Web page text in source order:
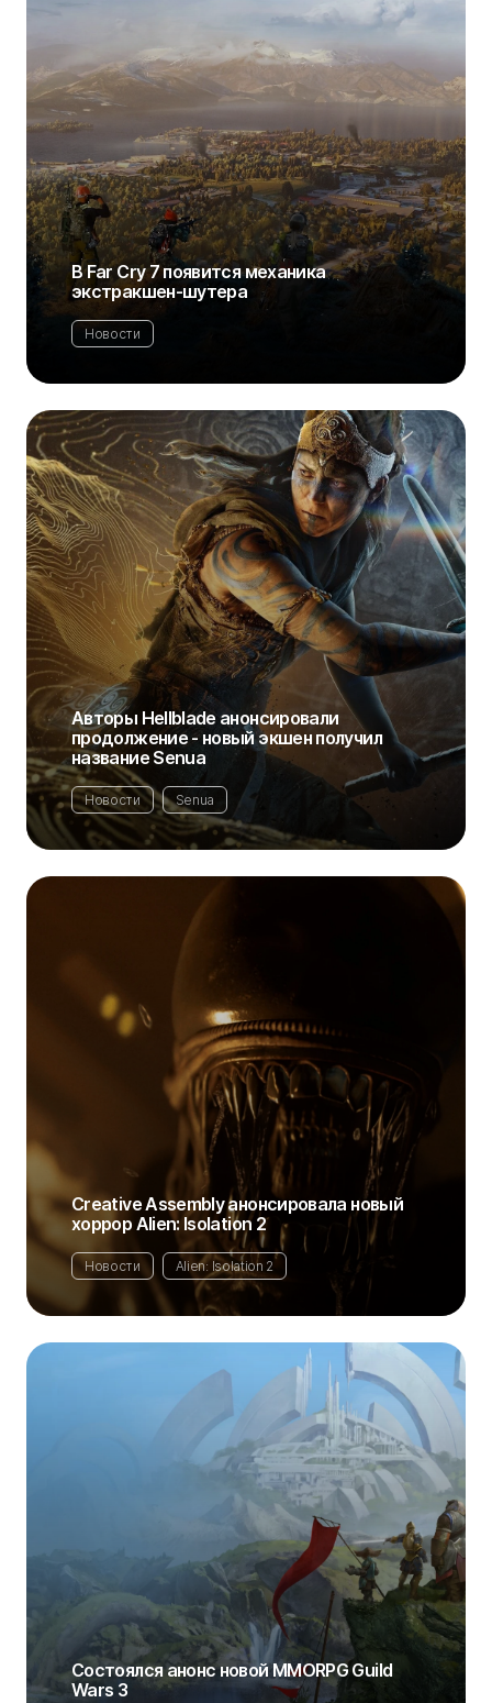
В Far Cry 7 появится механика
экстракшен-шутера
Новости
Авторы Hellblade анонсировали
продолжение - новый экшен получил
название Senua
Новости Senua
Creative Assembly анонсировала новый
хоррор Alien: Isolation 2
Новости Alien: Isolation 2
Состоялся анонс новой MMORPG Guild
Wars 3